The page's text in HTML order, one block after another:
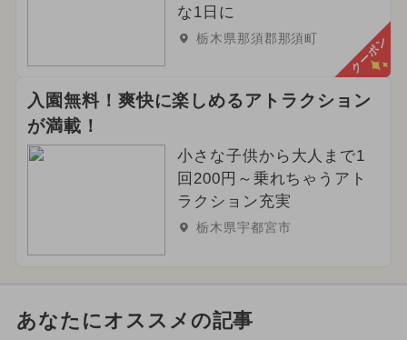
な1日に
栃木県那須郡那須町 クーポン
入園無料！爽快に楽しめるアトラクション
が満載！
小さな子供から大人まで1
回200円～乗れちゃうアト
ラクション充実
栃木県宇都宮市
あなたにオススメの記事